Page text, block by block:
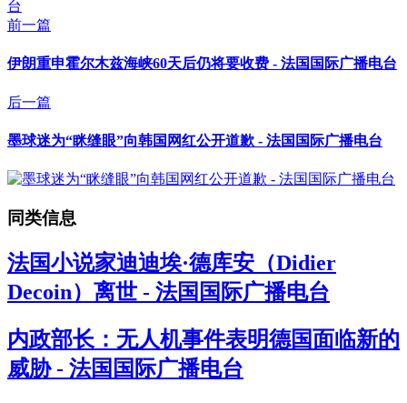
前一篇
伊朗重申霍尔木兹海峡60天后仍将要收费 - 法国国际广播电台
后一篇
墨球迷为“眯缝眼”向韩国网红公开道歉 - 法国国际广播电台
同类信息
法国小说家迪迪埃·德库安（Didier
Decoin）离世 - 法国国际广播电台
内政部长：无人机事件表明德国面临新的
威胁 - 法国国际广播电台